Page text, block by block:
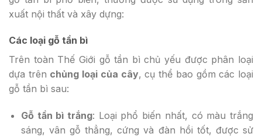
xuất nội thất và xây dựng:
Các loại gỗ tần bì
Trên toàn Thế Giới gỗ tần bì chủ yếu được phân loại
dựa trên chủng loại của cây, cụ thể bao gồm các loại
gỗ tần bì sau:
Gỗ tần bì trắng: Loại phổ biến nhất, có màu trắng
sáng, vân gỗ thẳng, cứng và đàn hồi tốt, được sử